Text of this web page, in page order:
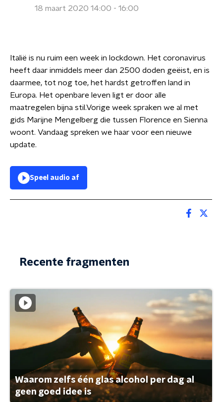
18 maart 2020 14:00 - 16:00
Italië is nu ruim een week in lockdown. Het coronavirus
heeft daar inmiddels meer dan 2500 doden geëist, en is
daarmee, tot nog toe, het hardst getroffen land in
Europa. Het openbare leven ligt er door alle
maatregelen bijna stil.Vorige week spraken we al met
gids Marijne Mengelberg die tussen Florence en Sienna
woont. Vandaag spreken we haar voor een nieuwe
update.
Speel audio af
Recente fragmenten
Waarom zelfs één glas alcohol per dag al
geen goed idee is